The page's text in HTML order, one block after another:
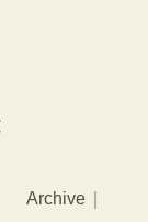
Archive